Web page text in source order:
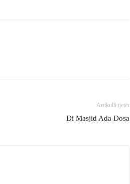
Artikulli tjetër
Di Masjid Ada Dosa